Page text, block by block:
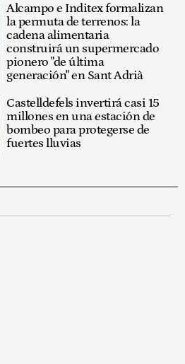
Alcampo e Inditex formalizan
la permuta de terrenos: la
cadena alimentaria
construirá un supermercado
pionero "de última
generación" en Sant Adrià
Castelldefels invertirá casi 15
millones en una estación de
bombeo para protegerse de
fuertes lluvias